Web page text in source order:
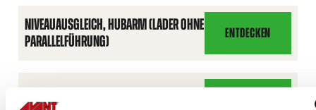
NIVEAUAUSGLEICH, HUBARM (LADER OHNE
PARALLELFÜHRUNG)
ENTDECKEN
NIVEAUAUSGLEICH,
HUBARM
(LADER
TELESKOPHUBARM